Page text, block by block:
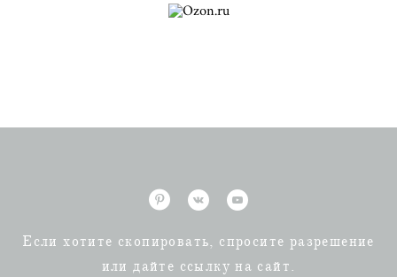
Если хотите скопировать, спросите разрешение
или дайте ссылку на сайт.